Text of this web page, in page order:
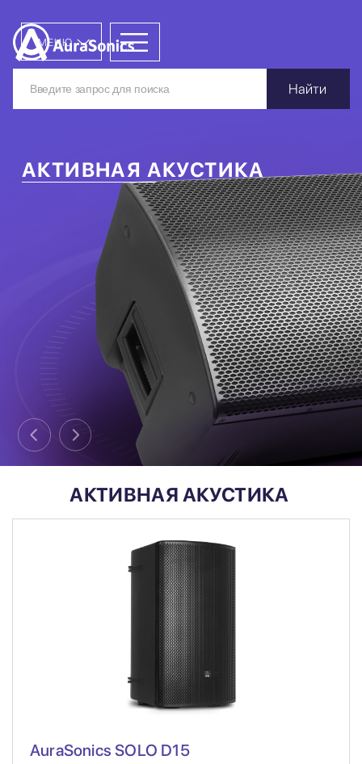
Найти
МЕНЮ
АКТИВНАЯ АКУСТИКА
АКТИВНАЯ АКУСТИКА
AuraSonics SOLO D15